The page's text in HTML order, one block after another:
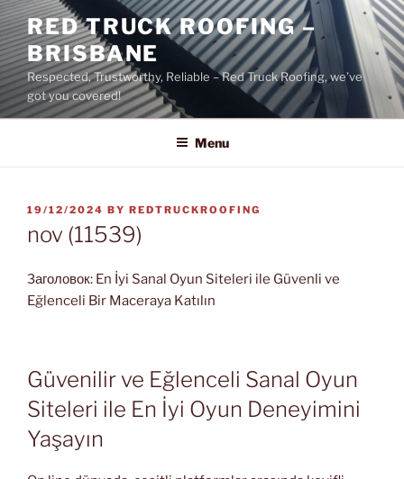
Skip
to
content
RED TRUCK ROOFING –
BRISBANE
Respected, Trustworthy, Reliable – Red Truck Roofing, we’ve
got you covered!
Menu
POSTED
19/12/2024 BY REDTRUCKROOFING
nov (11539)
Заголовок: En İyi Sanal Oyun Siteleri ile Güvenli ve
Eğlenceli Bir Maceraya Katılın
Güvenilir ve Eğlenceli Sanal Oyun
Siteleri ile En İyi Oyun Deneyimini
Yaşayın